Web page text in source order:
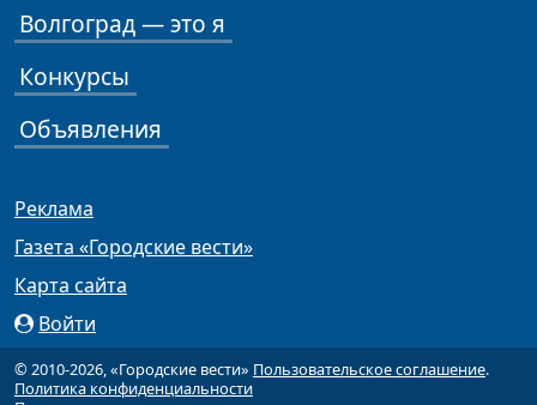
Волгоград — это я
Конкурсы
Объявления
Реклама
Газета «Городские вести»
Карта сайта
Войти
© 2010-2026, «Городские вести» Пользовательское соглашение.
Политика конфиденциальности